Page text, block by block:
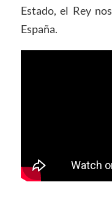
Estado, el Rey
España.